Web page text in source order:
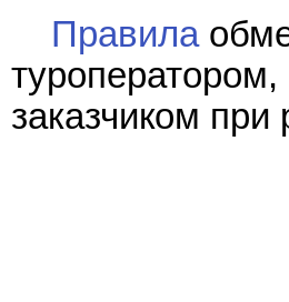
Правила
заказчиком при